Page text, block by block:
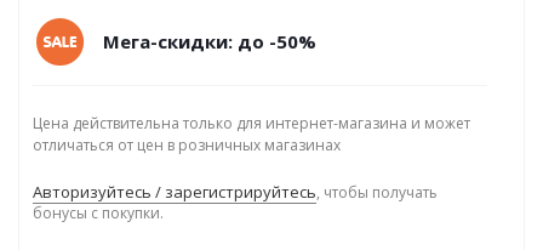
Мега-скидки: до -50%
Цена действительна только для интернет-магазина и может
отличаться от цен в розничных магазинах
Авторизуйтесь / зарегистрируйтесь, чтобы получать
бонусы с покупки.